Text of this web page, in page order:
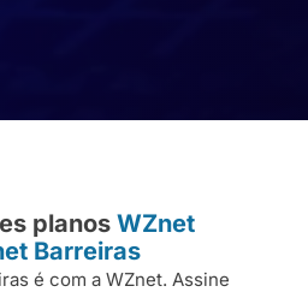
planosWZnet
Barreiras
é com a WZnet. Assine